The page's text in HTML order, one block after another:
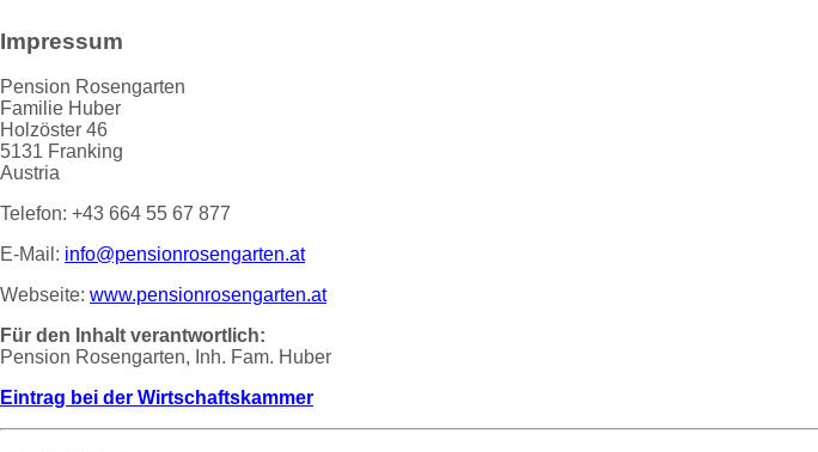
Impressum
Pension Rosengarten
Familie Huber
Holzöster 46
5131 Franking
Austria
Telefon: +43 664 55 67 877
E-Mail: info@pensionrosengarten.at
Webseite: www.pensionrosengarten.at
Für den Inhalt verantwortlich:
Pension Rosengarten, Inh. Fam. Huber
Eintrag bei der Wirtschaftskammer